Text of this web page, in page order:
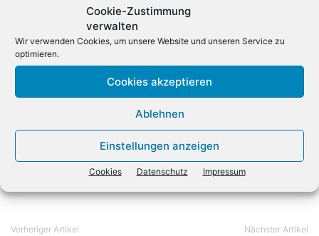
Cookie-Zustimmung
verwalten
Wir verwenden Cookies, um unsere Website und unseren Service zu
optimieren.
Cookies akzeptieren
Ablehnen
Einstellungen anzeigen
Cookies Datenschutz Impressum
und Planbarkeit zu schaffen. Wer über 100.000 Clients
zuverlässig steuert, gewinnt Betriebssicherheit – und die
Freiheit, sich auf digitale Transformation und die
Kernaufgaben der Verwaltung zu konzentrieren», sagt
Simone Liebich, Abteilungsleitung Field Service bei
Vorheriger Artikel Nächster Artikel